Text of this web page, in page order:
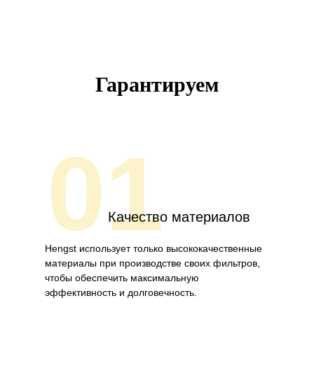
Гарантируем
01Качество материалов
Hengst использует только высококачественные
материалы при производстве своих фильтров,
чтобы обеспечить максимальную
эффективность и долговечность.